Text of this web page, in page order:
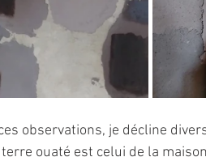
observations, je décline
ouaté est celui de la